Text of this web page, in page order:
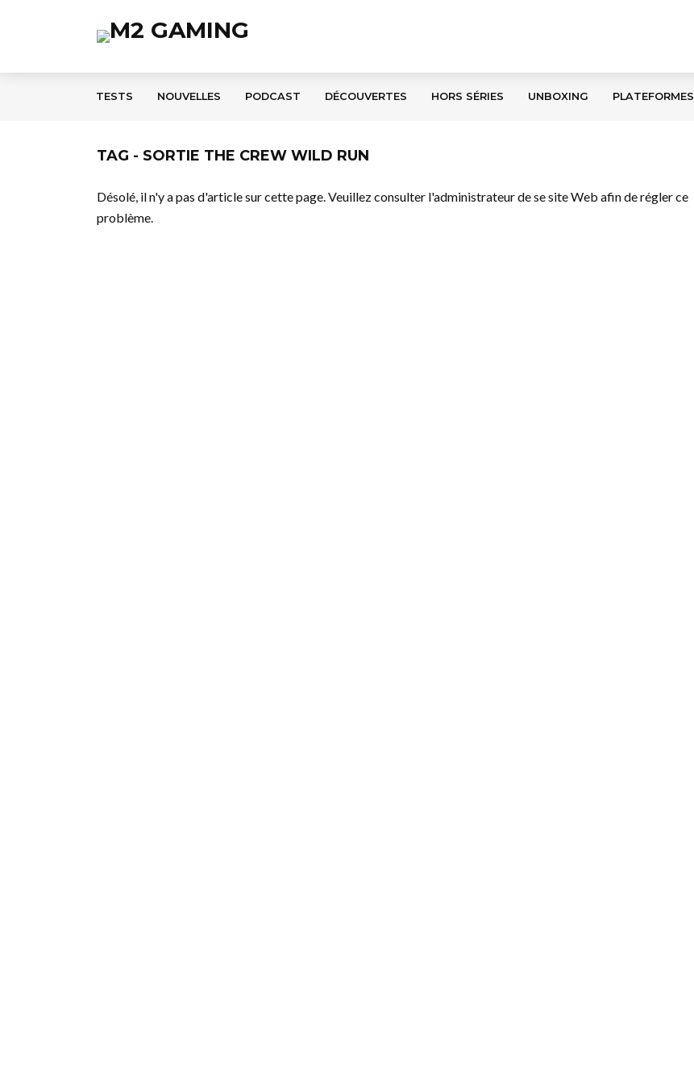
TESTS NOUVELLES PODCAST DÉCOUVERTES HORS SÉRIES UNBOXING PLATEFORMES
TAG - SORTIE THE CREW WILD RUN
Désolé, il n'y a pas d'article sur cette page. Veuillez consulter l'administrateur de se site Web afin de régler ce
problème.